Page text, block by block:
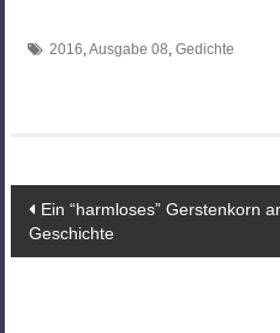
2016,Ausgabe 08, Gedichte
Ein “harmloses” Gerstenkorn
Geschichte